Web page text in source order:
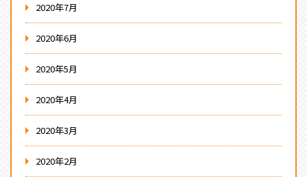
2020年7月
2020年6月
2020年5月
2020年4月
2020年3月
2020年2月